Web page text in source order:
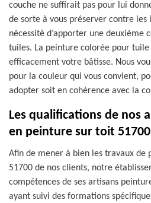
couche ne suffirait pas pour lui
de sorte à vous préserver contre les
nécessité d’apporter une deuxième
tuiles. La peinture colorée pour
efficacement votre bâtisse. Nous
pour la couleur qui vous convient,
adopter soit en cohérence avec la
Les qualifications de nos
en peinture sur toit 51700
Afin de mener à bien les travaux
51700 de nos clients, notre
compétences de ses artisans
ayant suivi des formations